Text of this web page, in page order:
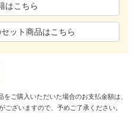
はこちら
ット商品はこちら
ご購入いただいた場合のお支払金額は、
ございますので、予めご了承ください。